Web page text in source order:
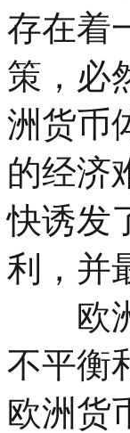
存在着
策，必
洲货币
的经济
快诱发
利，并
欧洲
不平衡
欧洲货